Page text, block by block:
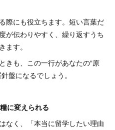
際にも役立ちます。短い言葉だ
が伝わりやすく、繰り返すうち
ます。
きも、この一行があなたの“原
盤になるでしょう。
に変えられる
なく、「本当に留学したい理由